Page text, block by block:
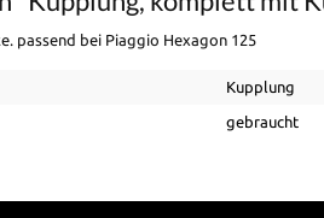
passend bei Piaggio Hexagon 125
Kupplung
gebraucht